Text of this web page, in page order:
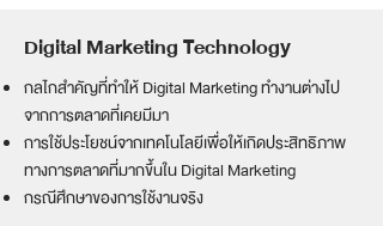
Digital Marketing Technology
กลไกสำคัญที่ทำให้ Digital Marketing ทำงานต่างไป
จากการตลาดที่เคยมีมา
การใช้ประโยชน์จากเทคโนโลยีเพื่อให้เกิดประสิทธิภาพ
ทางการตลาดที่มากขึ้นใน Digital Marketing
กรณีศึกษาของการใช้งานจริง